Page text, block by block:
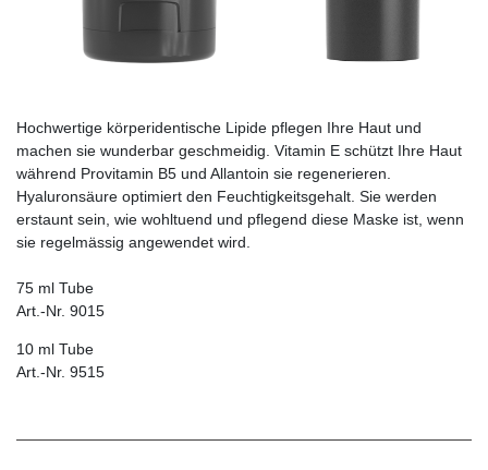
Hochwertige körperidentische Lipide pflegen Ihre Haut und
machen sie wunderbar geschmeidig. Vitamin E schützt Ihre Haut
während Provitamin B5 und Allantoin sie regenerieren.
Hyaluronsäure optimiert den Feuchtigkeitsgehalt. Sie werden
erstaunt sein, wie wohltuend und pflegend diese Maske ist, wenn
sie regelmässig angewendet wird.
75 ml Tube
Art.-Nr. 9015
10 ml Tube
Art.-Nr. 9515